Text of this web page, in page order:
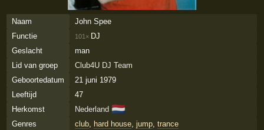
Naam
John Spee
Functie
101× DJ
Geslacht
man
Lid van groep
Club4U DJ Team
Geboortedatum
21 juni 1979
Leeftijd
47
Herkomst
Nederland 🇳🇱
Genres club, hard house, jump, trance